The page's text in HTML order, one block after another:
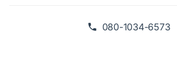
080-1034-6573